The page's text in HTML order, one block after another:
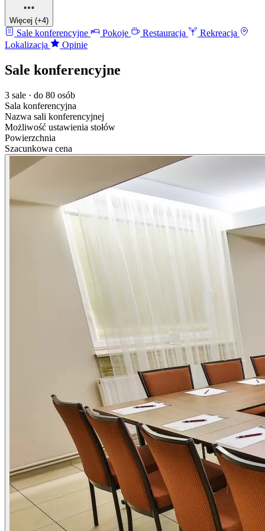
Więcej (+4)
Sale konferencyjne Pokoje Restauracja
Rekreacja
Lokalizacja
Opinie
Sale konferencyjne
3 sale · do 80 osób
Sala konferencyjna
Nazwa sali konferencyjnej
Możliwość ustawienia stołów
Powierzchnia
Szacunkowa cena